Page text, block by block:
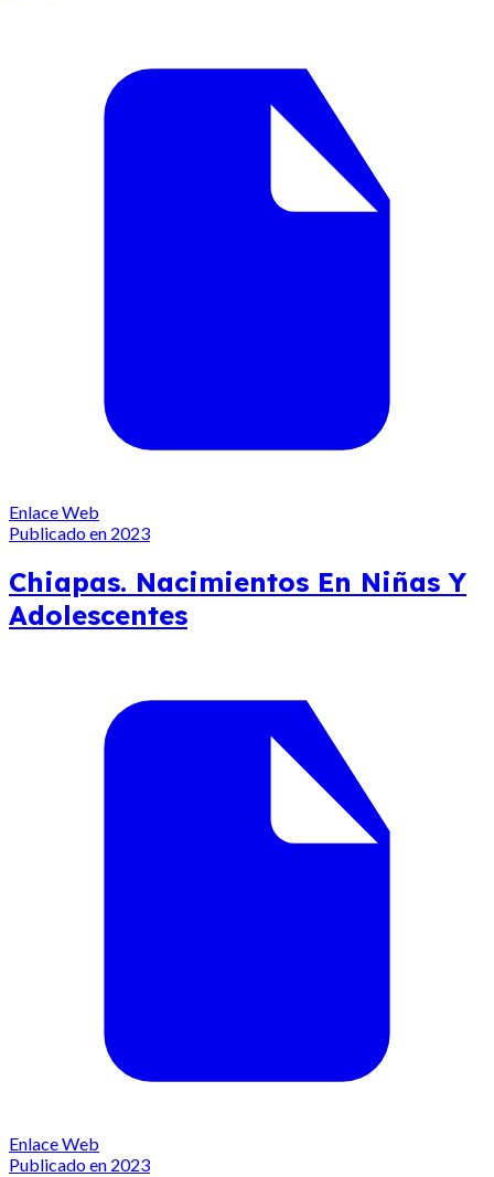
Enlace Web
Publicado en 2023
Chiapas. Nacimientos En Niñas Y
Adolescentes
Enlace Web
Publicado en 2023